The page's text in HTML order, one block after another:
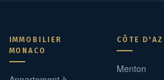
plus prisés de la
IMMOBILIER
MONACO
CÔTE
Menton